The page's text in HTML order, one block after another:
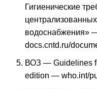
Гигиенические
водоснабжения»
docs.cntd.ru/
ВОЗ — Guidelines
edition — who.int/